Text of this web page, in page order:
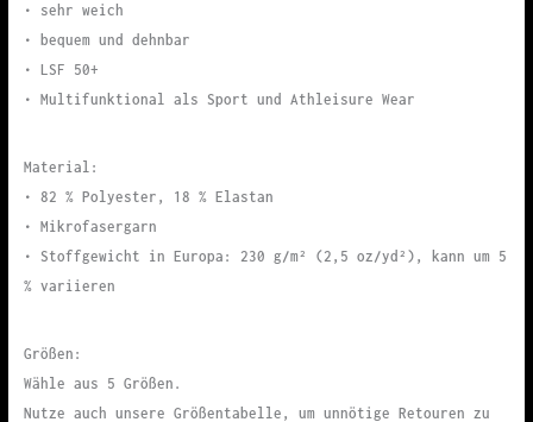
• sehr weich
• bequem und dehnbar
• LSF 50+
• Multifunktional als Sport und Athleisure Wear
Material:
• 82 % Polyester, 18 % Elastan
• Mikrofasergarn
• Stoffgewicht in Europa: 230 g/m² (2,5 oz/yd²), kann um 5
% variieren
Größen:
Wähle aus 5 Größen.
Nutze auch unsere Größentabelle, um unnötige Retouren zu